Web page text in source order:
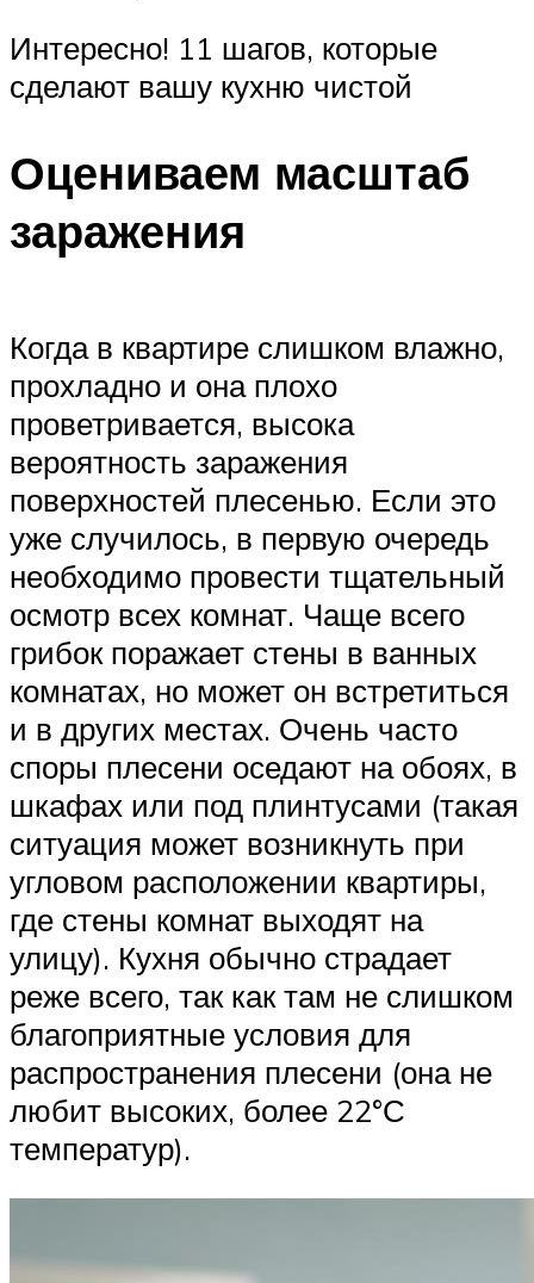
Интересно! 11 шагов, которые
сделают вашу кухню чистой​
Оцениваем масштаб
заражения
Когда в квартире слишком влажно,
прохладно и она плохо
проветривается, высока
вероятность заражения
поверхностей плесенью. Если это
уже случилось, в первую очередь
необходимо провести тщательный
осмотр всех комнат. Чаще всего
грибок поражает стены в ванных
комнатах, но может он встретиться
и в других местах. Очень часто
споры плесени оседают на обоях, в
шкафах или под плинтусами (такая
ситуация может возникнуть при
угловом расположении квартиры,
где стены комнат выходят на
улицу). Кухня обычно страдает
реже всего, так как там не слишком
благоприятные условия для
распространения плесени (она не
любит высоких, более 22°С
температур).